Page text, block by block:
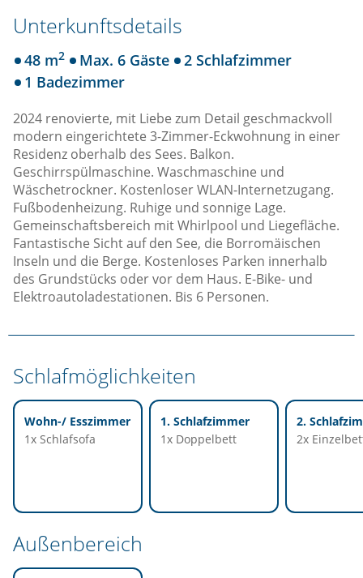
Unterkunftsdetails
48 m2 Max. 6 Gäste
2 Schlafzimmer
1 Badezimmer
2024 renovierte, mit Liebe zum Detail geschmackvoll
modern eingerichtete 3-Zimmer-Eckwohnung in einer
Residenz oberhalb des Sees. Balkon.
Geschirrspülmaschine. Waschmaschine und
Wäschetrockner. Kostenloser WLAN-Internetzugang.
Fußbodenheizung. Ruhige und sonnige Lage.
Gemeinschaftsbereich mit Whirlpool und Liegefläche.
Fantastische Sicht auf den See, die Borromäischen
Inseln und die Berge. Kostenloses Parken innerhalb
des Grundstücks oder vor dem Haus. E-Bike- und
Elektroautoladestationen. Bis 6 Personen.
Schlafmöglichkeiten
Wohn-/ Esszimmer
1x Schlafsofa
1. Schlafzimmer
1x Doppelbett
2.
2x
Außenbereich